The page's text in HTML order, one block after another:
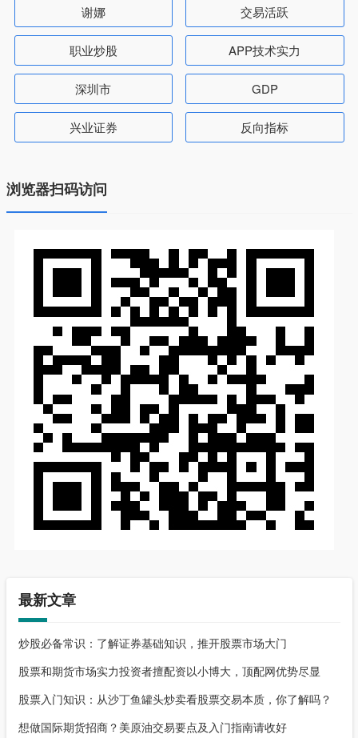
谢娜 交易活跃
职业炒股 APP技术实力
深圳市 GDP
兴业证券 反向指标
浏览器扫码访问
最新文章
炒股必备常识：了解证券基础知识，推开股票市场大门
股票和期货市场实力投资者擅配资以小博大，顶配网优势尽显
股票入门知识：从沙丁鱼罐头炒卖看股票交易本质，你了解吗？
想做国际期货招商？美原油交易要点及入门指南请收好